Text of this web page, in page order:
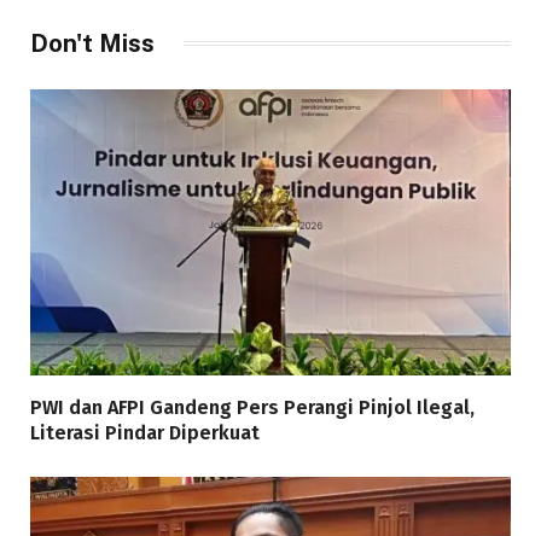
Don't Miss
PWI dan AFPI Gandeng Pers Perangi Pinjol Ilegal,
Literasi Pindar Diperkuat